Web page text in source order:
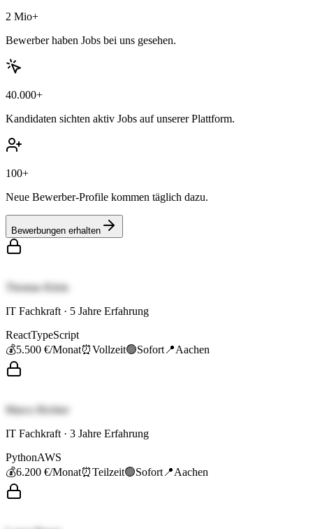
2 Mio+
Bewerber haben Jobs bei uns gesehen.
40.000+
Kandidaten sichten aktiv Jobs auf unserer Plattform.
100+
Neue Bewerber-Profile kommen täglich dazu.
Bewerbungen erhalten
Thomas Klein
IT Fachkraft · 5 Jahre Erfahrung
ReactTypeScript
💰5.500 €/Monat⏰Vollzeit🟢Sofort 📍Aachen
Marco Richter
IT Fachkraft · 3 Jahre Erfahrung
PythonAWS
💰6.200 €/Monat⏰Teilzeit🟢Sofort 📍Aachen